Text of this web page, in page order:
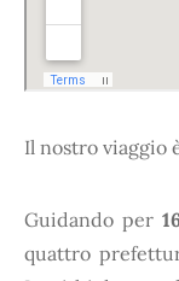
Il nostro viaggio
Guidando per
quattro